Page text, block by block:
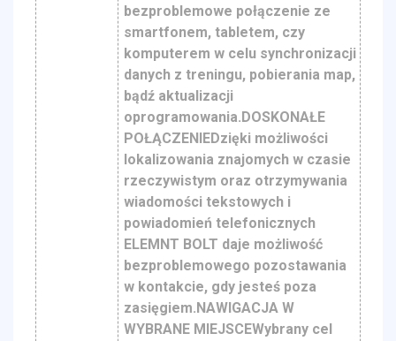
bezproblemowe połączenie ze
smartfonem, tabletem, czy
komputerem w celu synchronizacji
danych z treningu, pobierania map,
bądź aktualizacji
oprogramowania.DOSKONAŁE
POŁĄCZENIEDzięki możliwości
lokalizowania znajomych w czasie
rzeczywistym oraz otrzymywania
wiadomości tekstowych i
powiadomień telefonicznych
ELEMNT BOLT daje możliwość
bezproblemowego pozostawania
w kontakcie, gdy jesteś poza
zasięgiem.NAWIGACJA W
WYBRANE MIEJSCEWybrany cel